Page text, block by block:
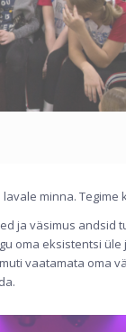
minna.
ja väsimus andsid
oma eksistentsi
vaatamata oma